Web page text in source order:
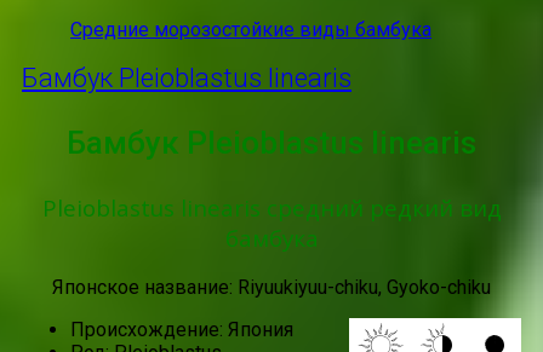
Средние морозостойкие виды бамбука
Бамбук Pleioblastus linearis
Бамбук Pleioblastus linearis
Pleioblastus linearis средний редкий вид
бамбука
Японское название: Riyuukiyuu-chiku, Gyoko-chiku
Происхождение: Япония